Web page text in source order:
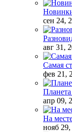
сен 24,
авг 31,
Самая
фев 21,
апр 09,
На
нояб